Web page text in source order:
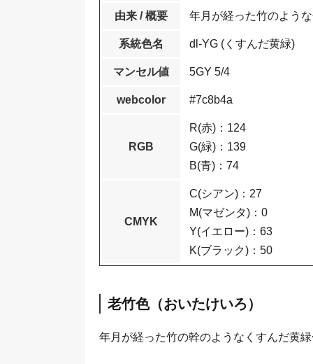
由来 / 概要 年月が経った竹のよう
系統色名 dl-YG (くすんだ黄緑)
マンセル値 5GY 5/4
webcolor #7c8b4a
RGB
R(赤)：124
G(緑)：139
B(青)：74
CMYK
C(シアン)：27
M(マゼンタ)：0
Y(イエロー)：63
K(ブラック)：50
老竹色（おいたけいろ）
年月が経った竹の幹のようなくすんだ黄